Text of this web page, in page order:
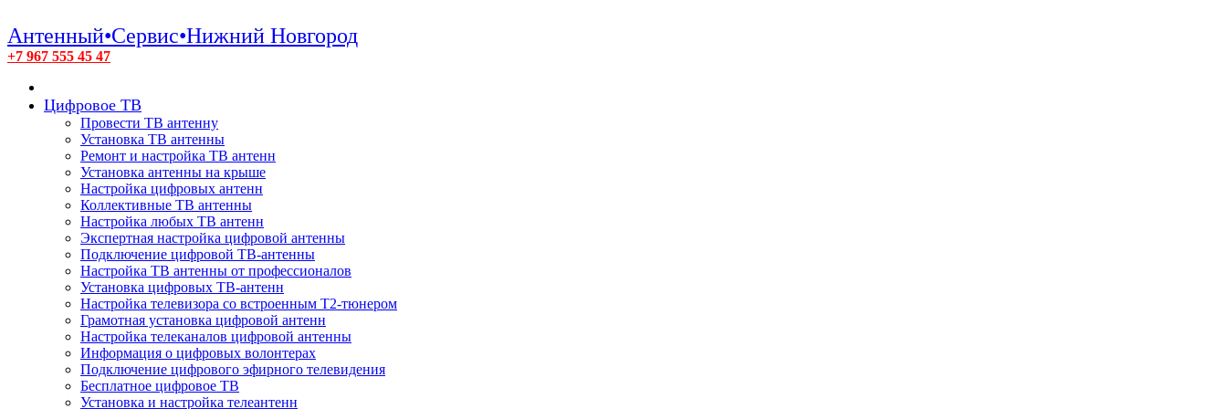
Антенный•Сервис•Нижний Новгород
+7 967 555 45 47
Цифровое ТВ
Провести ТВ антенну
Установка ТВ антенны
Ремонт и настройка ТВ антенн
Установка антенны на крыше
Настройка цифровых антенн
Коллективные ТВ антенны
Настройка любых ТВ антенн
Экспертная настройка цифровой антенны
Подключение цифровой ТВ-антенны
Настройка ТВ антенны от профессионалов
Установка цифровых ТВ-антенн
Настройка телевизора со встроенным T2-тюнером
Грамотная установка цифровой антенн
Настройка телеканалов цифровой антенны
Информация о цифровых волонтерах
Подключение цифрового эфирного телевидения
Бесплатное цифровое ТВ
Установка и настройка телеантенн